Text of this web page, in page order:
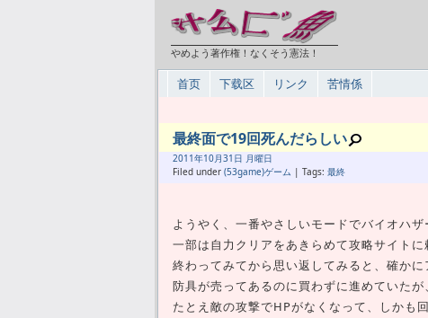
やめよう著作権！なくそう憲法！
首页 下载区 リンク 苦情係
最終面で19回死んだらしい
2011年10月31日 月曜日
Filed under (53game)ゲーム | Tags: 最終
ようやく、一番やさしいモードでバイオハザ
一部は自力クリアをあきらめて攻略サイトに
終わってみてから思い返してみると、確か
防具が売ってあるのに買わずに進めていた
たとえ敵の攻撃でHPがなくなって、しかも